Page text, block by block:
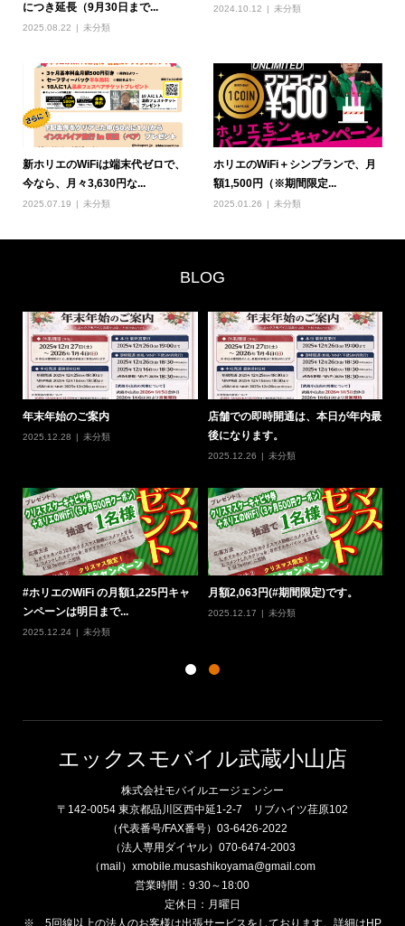
につき延長（9月30日まで...
2025.08.22 未分類
2024.10.12 未分類
新ホリエのWiFiは端末代ゼロで、
今なら、月々3,630円な...
2025.07.19 未分類
ホリエのWiFi＋シンプランで、月
額1,500円（※期間限定...
2025.01.26 未分類
BLOG
年末年始のご案内
2025.12.28 未分類
店舗での即時開通は、本日が年内最
後になります。
2025.12.26 未分類
#ホリエのWiFi の月額1,225円キャ
ンペーンは明日まで...
2025.12.24 未分類
月額2,063円(#期間限定)です。
2025.12.17 未分類
エックスモバイル武蔵小山店
株式会社モバイルエージェンシー
〒142-0054 東京都品川区西中延1-2-7 リブハイツ荏原102
（代表番号/FAX番号）03-6426-2022
（法人専用ダイヤル）070-6474-2003
（mail）xmobile.musashikoyama@gmail.com
営業時間：9:30～18:00
定休日：月曜日
※ 5回線以上の法人のお客様は出張サービスをしております。詳細はHP